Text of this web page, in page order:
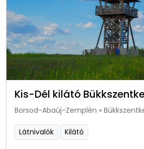
Kis-Dél kilátó
Borsod-Abaúj-Zemplén »
Látnivalók Kilátó